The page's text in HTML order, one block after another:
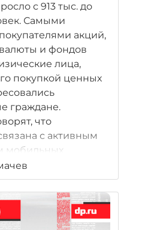
с 913 тыс. до
Самыми
акций,
и фондов
лица,
покупкой ценных
граждане.
что
с активным
мобильных
трейдинга и
по
В
число
расти, но